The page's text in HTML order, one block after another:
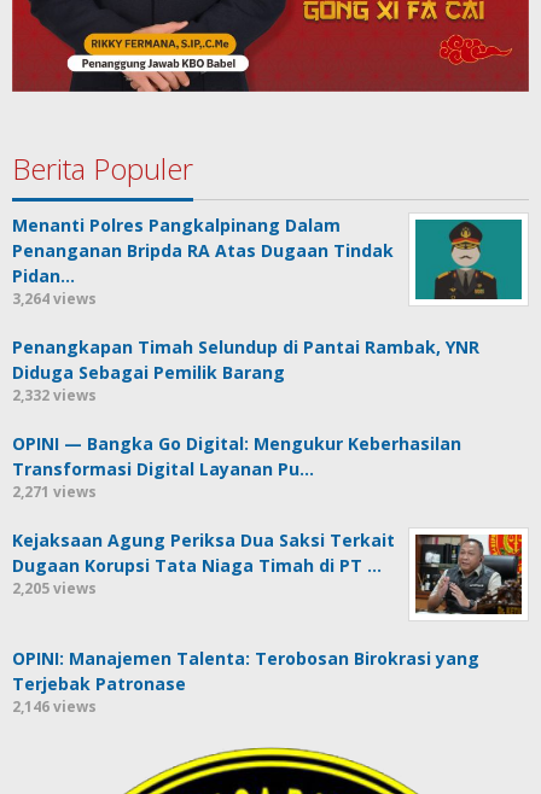
Berita Populer
Menanti Polres Pangkalpinang Dalam
Penanganan Bripda RA Atas Dugaan Tindak
Pidan…
3,264 views
Penangkapan Timah Selundup di Pantai Rambak, YNR
Diduga Sebagai Pemilik Barang
2,332 views
OPINI — Bangka Go Digital: Mengukur Keberhasilan
Transformasi Digital Layanan Pu…
2,271 views
Kejaksaan Agung Periksa Dua Saksi Terkait
Dugaan Korupsi Tata Niaga Timah di PT …
2,205 views
OPINI: Manajemen Talenta: Terobosan Birokrasi yang
Terjebak Patronase
2,146 views